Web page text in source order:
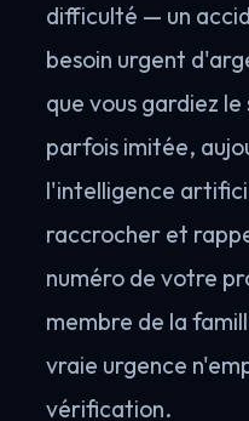
difficulté — un
besoin urgent
que vous gardiez
parfois imitée,
l'intelligence
raccrocher et
numéro de votre
membre de la
vraie urgence
vérification.